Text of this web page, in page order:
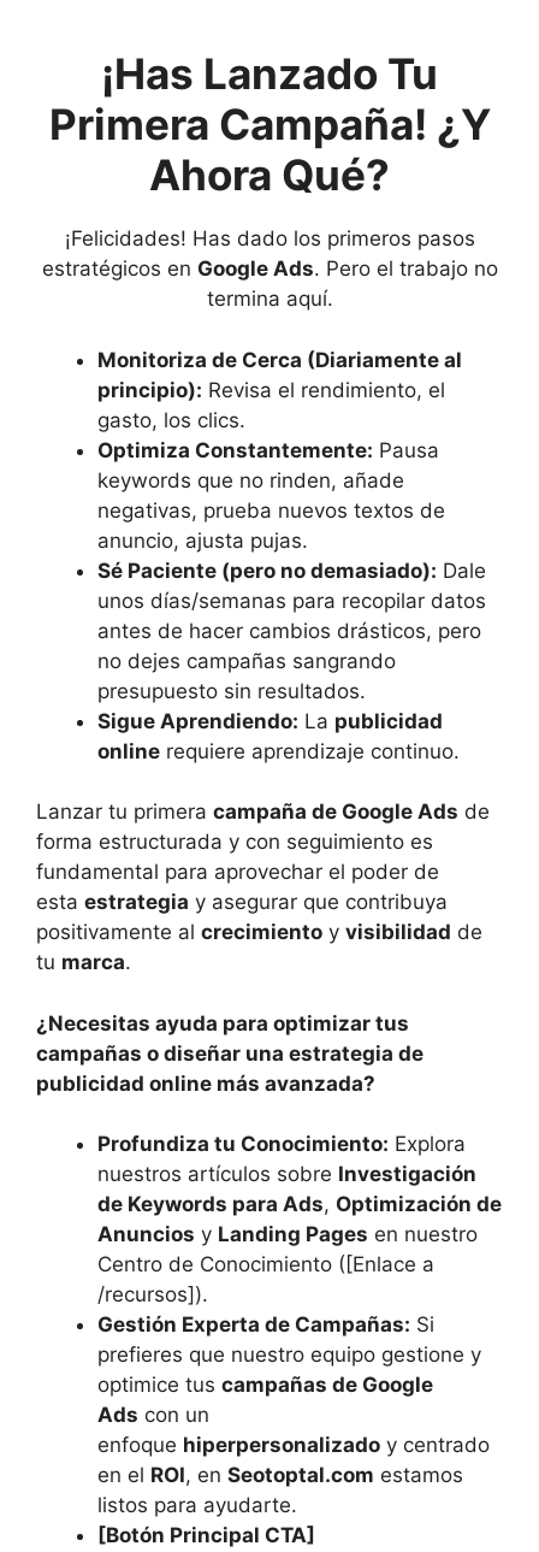
¡Has Lanzado Tu
Primera Campaña! ¿Y
Ahora Qué?
¡Felicidades! Has dado los primeros pasos
estratégicos en Google Ads. Pero el trabajo no
termina aquí.
Monitoriza de Cerca (Diariamente al
principio): Revisa el rendimiento, el
gasto, los clics.
Optimiza Constantemente: Pausa
keywords que no rinden, añade
negativas, prueba nuevos textos de
anuncio, ajusta pujas.
Sé Paciente (pero no demasiado): Dale
unos días/semanas para recopilar datos
antes de hacer cambios drásticos, pero
no dejes campañas sangrando
presupuesto sin resultados.
Sigue Aprendiendo: La publicidad
online requiere aprendizaje continuo.
Lanzar tu primera campaña de Google Ads de
forma estructurada y con seguimiento es
fundamental para aprovechar el poder de
esta estrategia y asegurar que contribuya
positivamente al crecimiento y visibilidad de
tu marca.
¿Necesitas ayuda para optimizar tus
campañas o diseñar una estrategia de
publicidad online más avanzada?
Profundiza tu Conocimiento: Explora
nuestros artículos sobre Investigación
de Keywords para Ads, Optimización de
Anuncios y Landing Pages en nuestro
Centro de Conocimiento ([Enlace a
/recursos]).
Gestión Experta de Campañas: Si
prefieres que nuestro equipo gestione y
optimice tus campañas de Google
Ads con un
enfoque hiperpersonalizado y centrado
en el ROI, en Seotoptal.com estamos
listos para ayudarte.
[Botón Principal CTA]